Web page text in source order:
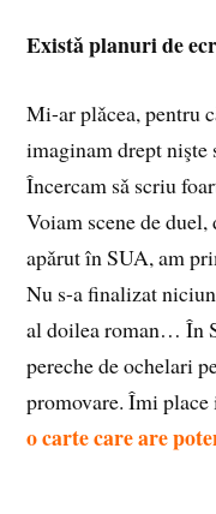
Existǎ planuri de
Mi-ar plǎcea, pentru
imaginam drept
Încercam sǎ scriu
Voiam scene de
apǎrut în SUA, am
Nu s-a finalizat
al doilea roman… În
pereche de ochelari
promovare. Îmi place
o carte care are